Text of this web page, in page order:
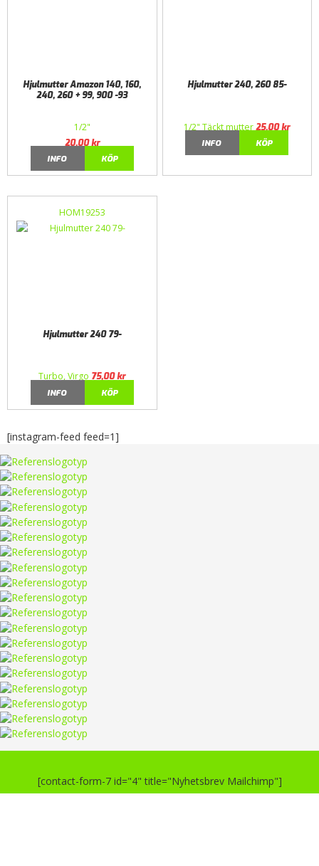
Hjulmutter Amazon 140, 160,
240, 260 + 99, 900 -93
1/2"
20,00kr
INFO
KÖP
Hjulmutter 240, 260 85-
1/2" Täckt mutter 25,00kr
INFO
KÖP
HOM19253
Hjulmutter 240 79-
Turbo, Virgo 75,00kr
INFO
KÖP
[instagram-feed feed=1]
[contact-form-7 id="4" title="Nyhetsbrev Mailchimp"]